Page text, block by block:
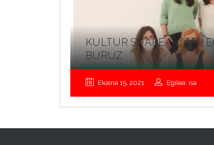
KULTUR SHAREAK, ARI!
BURUZ
Ekaina 15, 2021 Egilea: isa